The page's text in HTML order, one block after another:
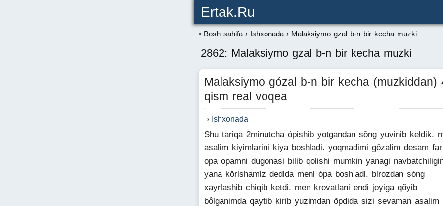
Ertak.ru
Bosh sahifa Ishxonada Malaksiymo gzal b-n bir kecha muzki
2862: Malaksiymo gzal b-n bir kecha muzki
Malaksiymo gózal b-n bir kecha (muzkiddan)
qism real voqea
Ishxonada
Shu tariqa 2minutcha ópishib yotgandan sõng yuvinib keldik.
asalim kiyimlarini kiya boshladi. yoqmadimi gôzalim desam
opa opamni dugonasi bilib qolishi mumkin yanagi
yana kôrishamiz dedida meni ópa boshladi. birozdan sóng
xayrlashib chiqib ketdi. men krovatlani endi joyiga qõyib
bôlganimda qaytib kirib yuzimdan õpdida sizi sevaman asalim